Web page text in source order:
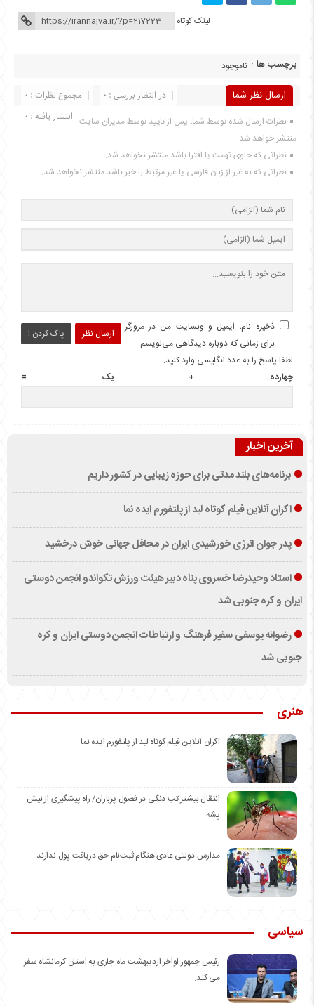
لینک کوتاه
برچسب ها : ناموجود
ارسال نظر شما مجموع نظرات : 0
در انتظار بررسی : 0
انتشار یافته : 0 نظرات ارسال شده توسط شما، پس از تایید توسط مدیران سایت
منتشر خواهد شد.
نظراتی که حاوی تهمت یا افترا باشد منتشر نخواهد شد.
نظراتی که به غیر از زبان فارسی یا غیر مرتبط با خبر باشد منتشر نخواهد شد.
ارسال نظر پاک کردن !
ذخیره نام، ایمیل و وبسایت من در مرورگر
برای زمانی که دوباره دیدگاهی می‌نویسم.
لطفا پاسخ را به عدد انگلیسی وارد کنید:
چهارده + یک =
آخرین اخبار
برنامه‌های بلند مدتی برای حوزه زیبایی در کشور داریم
اکران آنلاین فیلم کوتاه لید از پلتفورم ایده نما
پدر جوان انرژی خورشیدی ایران در محافل جهانی خوش درخشید
استاد وحیدرضا خسروی پناه دبیر هیئت ورزش تکواندو انجمن دوستی
ایران و کره جنوبی شد
رضوانه یوسفی سفیر فرهنگ و ارتباطات انجمن دوستی ایران و کره
جنوبی شد
هنری
اکران آنلاین فیلم کوتاه لید از پلتفورم ایده نما
انتقال بیشتر تب دنگی در فصول پرباران/ راه پیشگیری از نیش
پشه
مدارس دولتی عادی هنگام ثبت‌نام حق دریافت پول ندارند
سیاسی
رئیس جمهور اواخر اردیبهشت ماه جاری به استان کرمانشاه سفر
می کند.